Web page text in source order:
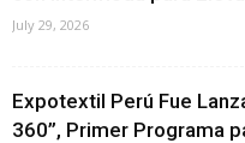
July 29, 2026
Expotextil Perú Fue
360”, Primer Programa